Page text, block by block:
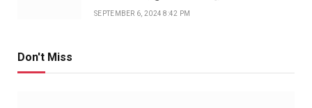
SEPTEMBER 6, 2024 8:42 PM
Don't Miss